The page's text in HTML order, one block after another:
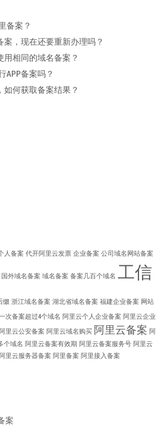
备案？
案，现在还要重新办理吗？
用相同的域名备案？
APP备案吗？
如何获取备案结果？
人备案 代开阿里云发票 企业备案 公司域名网站备案
国外域名备案 域名备案 备案几百个域名 工信
缀 浙江域名备案 湖北省域名备案 福建企业备案 网站
次备案超过4个域名 阿里云个人企业备案 阿里云企业
里云公安备案 阿里云域名购买 阿里云备案 阿
个域名 阿里云备案有效期 阿里云备案服务号 阿里云
里云服务器备案 阿里备案 阿里接入备案
案